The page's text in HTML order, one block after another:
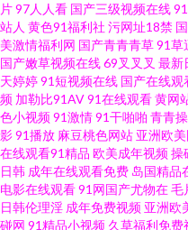
片97人人看 国产三级视频在线
站人 黄色91福利社 污网址18禁
美激情福利网 国产青青青草91草
国产嫩草视频在线69叉叉叉 最新
天婷婷91短视频在线 国产在线观
频 加勒比91AV91在线观看黄网
色小视频91激情91干啪啪 青青
影91播放 麻豆桃色网站 亚洲欧
在线观看91精品 欧美成年视频操
日韩 成年在线观看免费 岛国精品
电影在线观看91网国产尤物在毛
日韩伦理淫 成年免费视频 亚洲欧
碰网 91精品小视频 久草福利免费